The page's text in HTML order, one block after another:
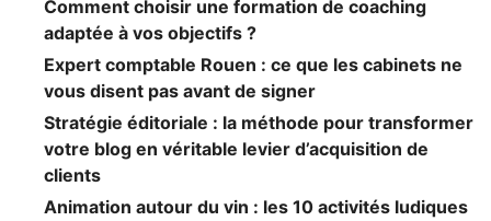
Comment choisir une formation de coaching
adaptée à vos objectifs ?
Expert comptable Rouen : ce que les cabinets ne
vous disent pas avant de signer
Stratégie éditoriale : la méthode pour transformer
votre blog en véritable levier d’acquisition de
clients
Animation autour du vin : les 10 activités ludiques